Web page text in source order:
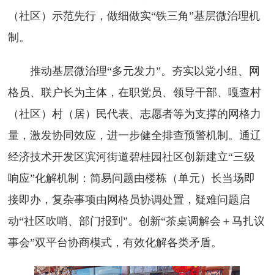
（社区）示范先行，做细做实“铁三角”基层微治理机
制。
推动基层微治理“多元发力”。夯实以党小组、网
格员、联户长为主体，在职党员、领导干部、嘎查村
（社区）村（居）民代表、志愿者等为支撑的网格力
量，激发协同效应，进一步健全排查预警机制。通辽
经济技术开发区滨河街道碧桂园社区创新建立“三级
响应”化解机制：简易问题由楼栋（单元）长当场即
接即办，复杂事项由网格员协调处置，疑难问题启
动“社区吹哨、部门报到”。创新“茶桌调解会＋马扎议
事会”双平台协商模式，有效化解各类矛盾。